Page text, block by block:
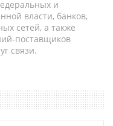
и
власти, банков,
сетей, а также
поставщиков
связи.